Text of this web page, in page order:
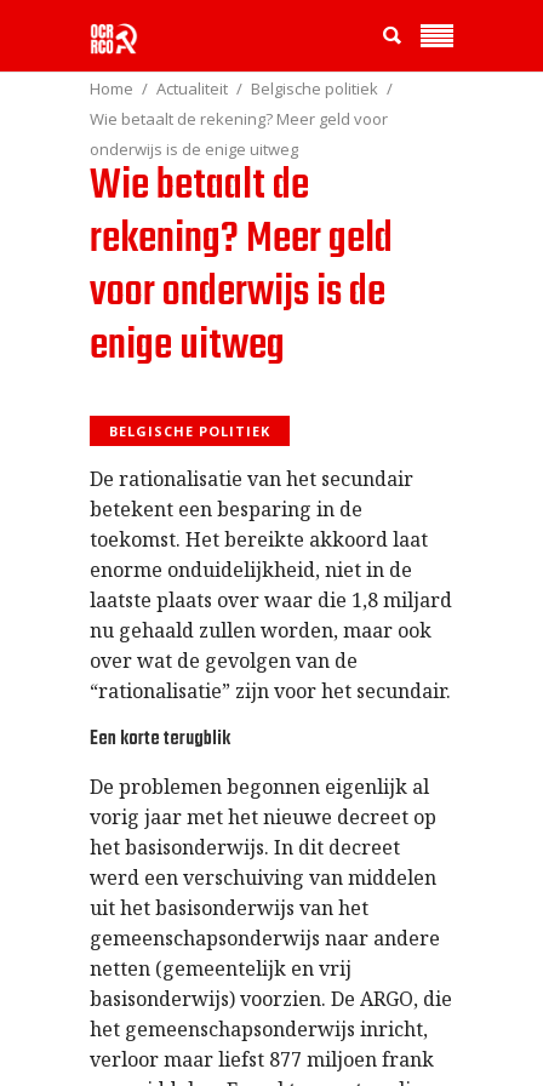
Home Actualiteit
Belgische politiek
Wie betaalt de rekening? Meer geld voor
onderwijs is de enige uitweg
Wie betaalt de
rekening? Meer geld
voor onderwijs is de
enige uitweg
BELGISCHE POLITIEK
De rationalisatie van het secundair
betekent een besparing in de
toekomst. Het bereikte akkoord laat
enorme onduidelijkheid, niet in de
laatste plaats over waar die 1,8 miljard
nu gehaald zullen worden, maar ook
over wat de gevolgen van de
“rationalisatie” zijn voor het secundair.
Een korte terugblik
De problemen begonnen eigenlijk al
vorig jaar met het nieuwe decreet op
het basisonderwijs. In dit decreet
werd een verschuiving van middelen
uit het basisonderwijs van het
gemeenschapsonderwijs naar andere
netten (gemeentelijk en vrij
basisonderwijs) voorzien. De ARGO, die
het gemeenschapsonderwijs inricht,
verloor maar liefst 877 miljoen frank